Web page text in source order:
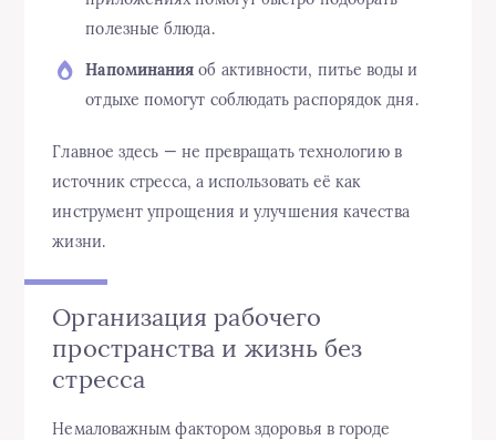
полезные блюда.
Напоминания об активности, питье воды и
отдыхе помогут соблюдать распорядок дня.
Главное здесь — не превращать технологию в
источник стресса, а использовать её как
инструмент упрощения и улучшения качества
жизни.
Организация рабочего
пространства и жизнь без
стресса
Немаловажным фактором здоровья в городе